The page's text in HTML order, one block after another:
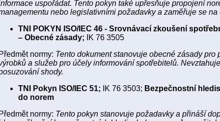
uspořádat. Tento pokyn také upřesňuje propojení
nebo legislativními požadavky a zaměřuje se
TNI POKYN ISO/IEC 46 - Srovnávací zkoušení
– Obecné zásady; IK 76 3505
normy: Tento dokument stanovuje obecné zásady
a služeb pro účely informování spotřebitelů.
shody.
TNI Pokyn ISO/IEC 51; IK 76 3503; Bezpečnostní
do norem
normy: Tento pokyn stanovuje požadavky a přináší